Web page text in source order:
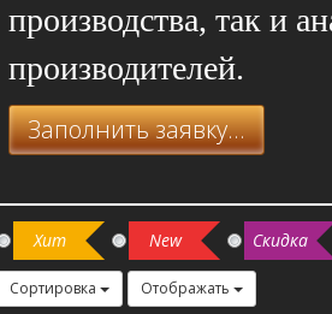
производства, так и
производителей.
Заполнить заявку...
Хит New Скидка
Сортировка Отображать